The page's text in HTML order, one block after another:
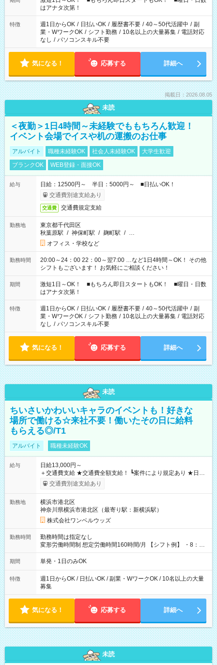
はアナタ次第！
特徴 週1日からOK / 日払いOK / 履歴書不要 / 40～50代活躍中 / 副
業・WワークOK / シフト勤務 / 10名以上の大量募集 / 電話対応
なし / パソコンスキル不要
気になる！ 応募する 詳細へ
掲載日：2026.08.05
未読
＜夜勤＞1日4時間～未経験でももちろん歓迎！
イベント会場でイスや机の運搬のお仕事
アルバイト 職種未経験OK 社会人未経験OK
大学生歓迎
ブランクOK
WEB登録・面接OK
給与
日給：12500円～ 半日：5000円～ ■日払いOK！
交通費別途支給あり
交通費 交通費規定支給
勤務地
東京都千代田区
秋葉原駅 / 神保町駅 / 麹町駅 / …
オフィス・学校など
勤務時間
20:00～24：00 22：00～翌7:00 …など1日4時間～OK！ その他
シフトもございます！ お気軽にご相談ください！
期間
激短1日～OK！ ■もちろん即日スタートもOK！ ■曜日・日数
はアナタ次第！
特徴 週1日からOK / 日払いOK / 履歴書不要 / 40～50代活躍中 / 副
業・WワークOK / シフト勤務 / 10名以上の大量募集 / 電話対応
なし / パソコンスキル不要
気になる！ 応募する 詳細へ
未読
ちいさいかわいいキャラのイベントも！好きな
場所で働ける☆来社不要！働いたその日に給料
もらえる◎/T1
アルバイト 職種未経験OK
給与
日給13,000円～
＋交通費支給 ★交通費全額支給！ ┗案件により規定あり ★日払
いOK！（規定あり） ┗働いたその日に現金GET♪ お仕事後はコ
ンビニATMから 日払い分を引き落とせます！ 【試用期間】試
交通費別途支給あり
勤務地
横浜市港北区
神奈川県横浜市港北区（最寄り駅：新横浜駅）
株式会社ワンベルウッズ
勤務時間
勤務時間は指定なし
変形労働時間制 想定労働時間160時間/月 【シフト例】 ・8：00
～21：00
期間 単発・1日のみOK
特徴
週1日からOK / 日払いOK / 副業・WワークOK / 10名以上の大量
募集
気になる！ 応募する 詳細へ
未読